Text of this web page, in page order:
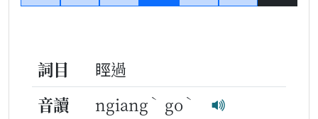
詞目
䀴過
音讀
ngiang ˋ go ˋ